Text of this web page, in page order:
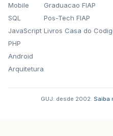
Mobile
SQL
JavaScript
PHP
Android
Arquitetura
Graduacao FIAP
Pos-Tech FIAP
Livros Casa do
GUJ: desde 2002. Saiba